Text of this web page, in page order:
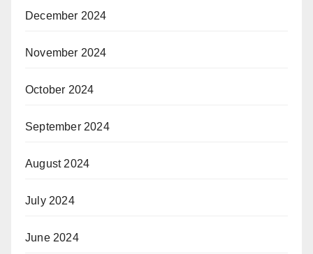
December 2024
November 2024
October 2024
September 2024
August 2024
July 2024
June 2024